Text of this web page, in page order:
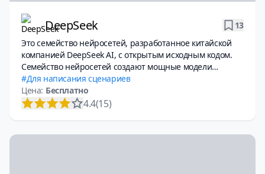
DeepSeek
13
Это семейство нейросетей, разработанное китайской
компанией DeepSeek AI, с открытым исходным кодом.
Семейство нейросетей создают мощные модели
искусственного интеллекта, аналогичные OpenAI GPT и
Google Gemini.
Для написания сценариев
Цена: Бесплатно
4.4(15)